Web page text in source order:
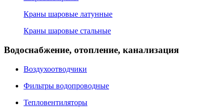
Краны шаровые латунные
Краны шаровые стальные
Водоснабжение, отопление, канализация
Воздухоотводчики
Фильтры водопроводные
Тепловентиляторы